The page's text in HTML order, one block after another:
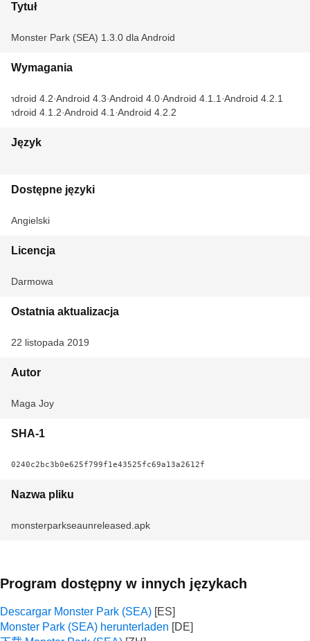
Tytuł
Monster Park (SEA) 1.3.0 dla Android
Wymagania
Android 4.2 Android 4.3 Android 4.0 Android 4.1.1 Android 4.2.1
Android 4.1.2 Android 4.1 Android 4.2.2
Język
Dostępne języki
Angielski
Licencja
Darmowa
Ostatnia aktualizacja
22 listopada 2019
Autor
Maga Joy
SHA-1
0240c2bc3b0e625f799f1e43525fc69a13a2612f
Nazwa pliku
monsterparkseaunreleased.apk
Program dostępny w innych językach
Descargar Monster Park (SEA)
Monster Park (SEA) herunterladen